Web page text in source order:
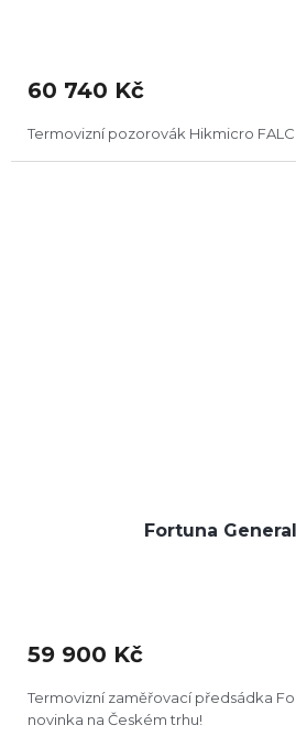
60 740 Kč
Termovizní pozorovák Hikmicro
Fortuna
je
z
5
59 900 Kč
Termovizní zaměřovací předsádka
novinka na Českém trhu!